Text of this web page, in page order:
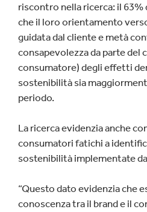
riscontro nella ricerca: il 63%
che il loro orientamento
guidata dal cliente e metà
consapevolezza da parte del
consumatore) degli effetti
sostenibilità sia
periodo.
La ricerca evidenzia anche
consumatori fatichi a
sostenibilità implementate
“Questo dato evidenzia che
conoscenza tra il brand e il